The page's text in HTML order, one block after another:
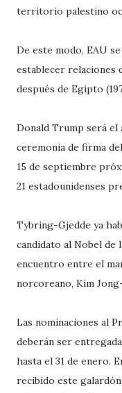
territorio palestino
De este modo, EAU
establecer relaciones
después de Egipto
Donald Trump será el
ceremonia de firma
15 de septiembre
21 estadounidenses
Tybring-Gjedde ya
candidato al Nobel de
encuentro entre el
norcoreano, Kim
Las nominaciones al
deberán ser
hasta el 31 de enero.
recibido este